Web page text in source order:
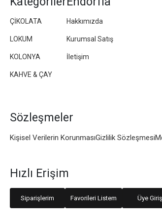
ÇİKOLATA
LOKUM
KOLONYA
KAHVE & ÇAY
Hakkımızda
Kurumsal Satış
İletişim
Sözleşmeler
Kişisel Verilerin KorunmasıGizlilik Sözleşmesi
Hızlı Erişim
Siparişlerim Favorileri Listem Üye Giriş